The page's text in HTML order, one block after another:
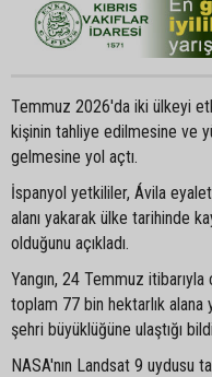
Temmuz 2026'da iki ülkeyi
kişinin tahliye edilmesine ve
gelmesine yol açtı.
İspanyol yetkililer, Ávila
alanı yakarak ülke tarihinde
olduğunu açıkladı.
Yangın, 24 Temmuz
toplam 77 bin hektarlık alana
şehri büyüklüğüne ulaştığı
NASA'nın Landsat 9 uydusu